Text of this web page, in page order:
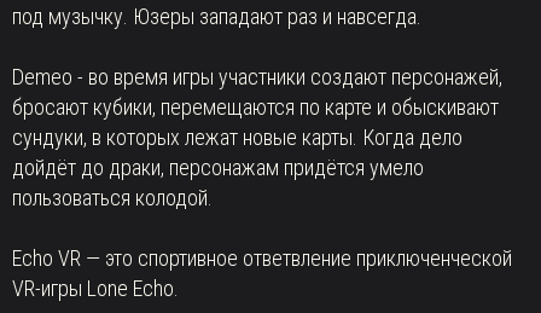
под музычку. Юзеры западают раз и навсегда.
Demeo - во время игры участники создают персонажей,
бросают кубики, перемещаются по карте и обыскивают
сундуки, в которых лежат новые карты. Когда дело
дойдёт до драки, персонажам придётся умело
пользоваться колодой.
Echo VR — это спортивное ответвление приключенческой
VR-игры Lone Echo.